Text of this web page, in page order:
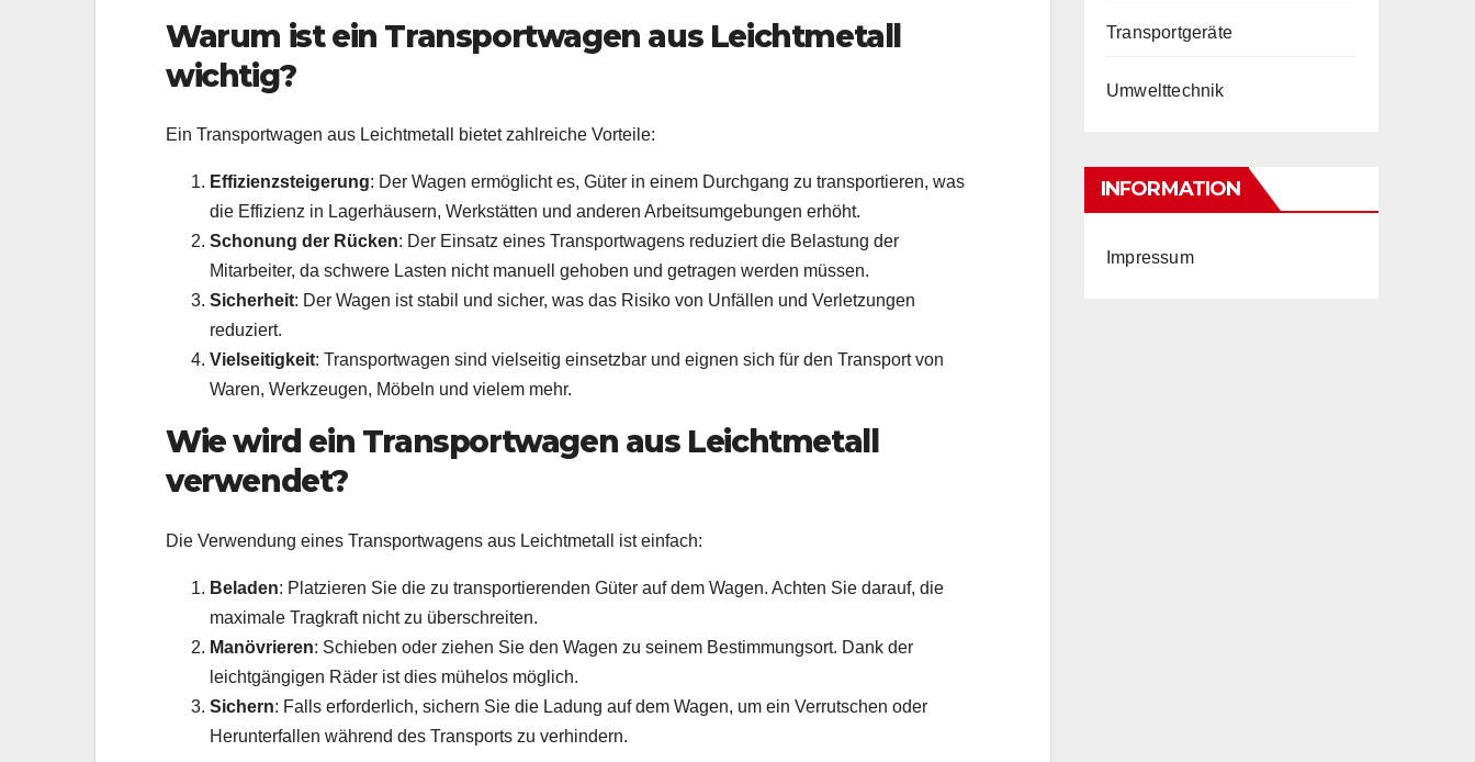
Warum ist ein Transportwagen aus Leichtmetall
wichtig?
Ein Transportwagen aus Leichtmetall bietet zahlreiche Vorteile:
Effizienzsteigerung: Der Wagen ermöglicht es, Güter in einem Durchgang zu transportieren, was
die Effizienz in Lagerhäusern, Werkstätten und anderen Arbeitsumgebungen erhöht.
Schonung der Rücken: Der Einsatz eines Transportwagens reduziert die Belastung der
Mitarbeiter, da schwere Lasten nicht manuell gehoben und getragen werden müssen.
Sicherheit: Der Wagen ist stabil und sicher, was das Risiko von Unfällen und Verletzungen
reduziert.
Vielseitigkeit: Transportwagen sind vielseitig einsetzbar und eignen sich für den Transport von
Waren, Werkzeugen, Möbeln und vielem mehr.
Wie wird ein Transportwagen aus Leichtmetall
verwendet?
Die Verwendung eines Transportwagens aus Leichtmetall ist einfach:
Beladen: Platzieren Sie die zu transportierenden Güter auf dem Wagen. Achten Sie darauf, die
maximale Tragkraft nicht zu überschreiten.
Manövrieren: Schieben oder ziehen Sie den Wagen zu seinem Bestimmungsort. Dank der
leichtgängigen Räder ist dies mühelos möglich.
Sichern: Falls erforderlich, sichern Sie die Ladung auf dem Wagen, um ein Verrutschen oder
Herunterfallen während des Transports zu verhindern.
Transportgeräte
Umwelttechnik
INFORMATION
Impressum